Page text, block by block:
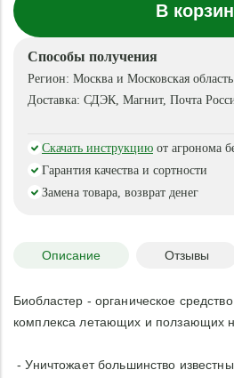
В
Способы получения
Регион: Москва и Московская область
Доставка: СДЭК, Магнит, Почта
Скачать инструкцию от агронома
Гарантия качества и сортности
Замена товара, возврат денег
Описание Отзывы
Биобластер - органическое
комплекса летающих и ползающих
- Уничтожает большинство